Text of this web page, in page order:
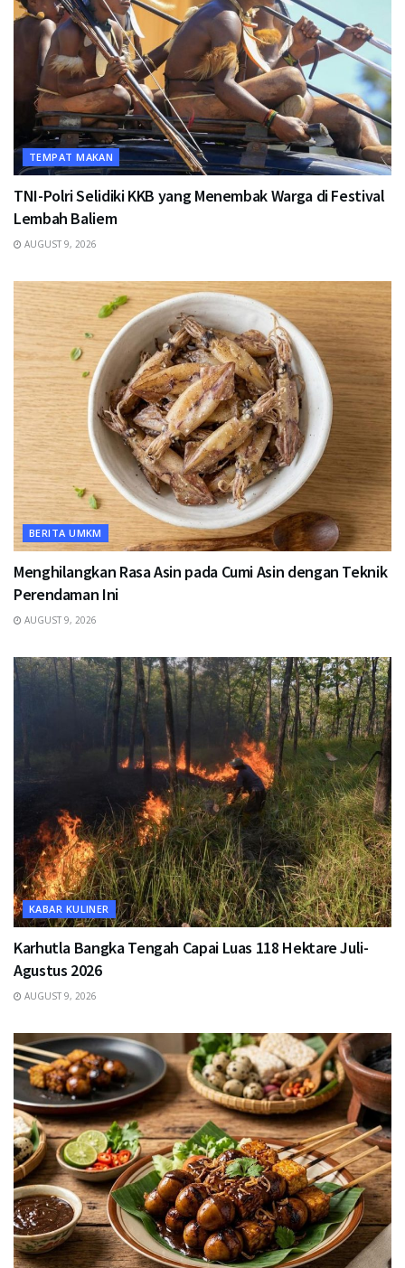
TEMPAT MAKAN
TNI-Polri Selidiki KKB yang Menembak Warga di Festival
Lembah Baliem
AUGUST 9, 2026
BERITA UMKM
Menghilangkan Rasa Asin pada Cumi Asin dengan Teknik
Perendaman Ini
AUGUST 9, 2026
KABAR KULINER
Karhutla Bangka Tengah Capai Luas 118 Hektare Juli-
Agustus 2026
AUGUST 9, 2026